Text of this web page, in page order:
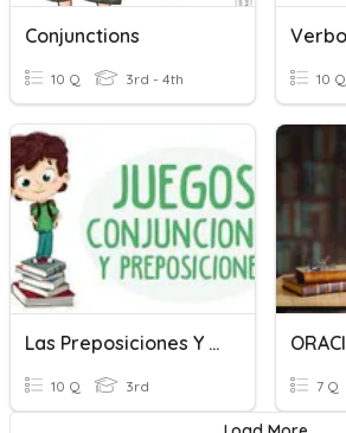
Conjunctions
10 Q 3rd - 4th 10 Q
Las Preposiciones Y Las Conjunciones.
10 Q 3rd 7 Q